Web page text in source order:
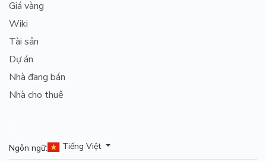
Giá vàng
Wiki
Tài sản
Dự án
Nhà đang bán
Nhà cho thuê
Ngôn ngữ: Tiếng Việt